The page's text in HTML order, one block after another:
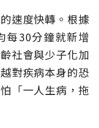
速度快轉。根據
每30分鐘就新增
社會與少子化加
對疾病本身的恐
「一人生病，拖